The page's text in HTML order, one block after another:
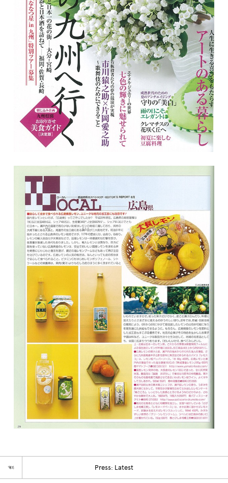
Press: Latest
☜